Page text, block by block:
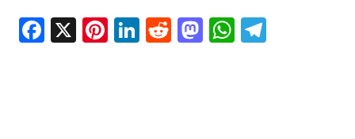
Facebook
X Pinterest
LinkedIn
Reddit
Mastodon